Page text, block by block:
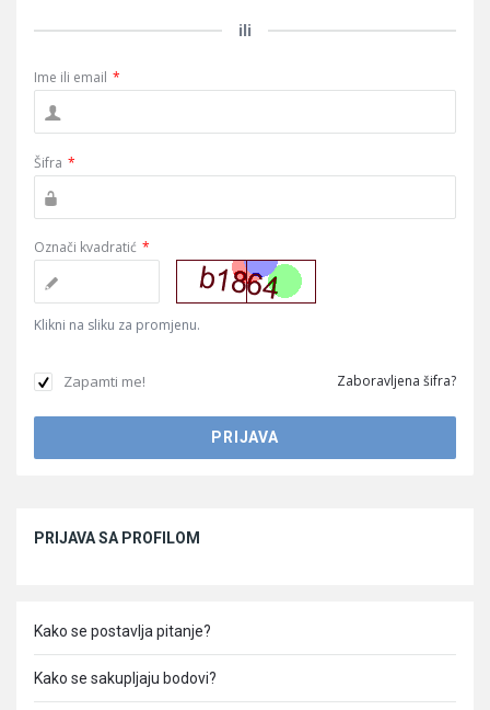
ili
Ime ili email *
Šifra *
Označi kvadratić *
Klikni na sliku za promjenu.
Zapamti me! Zaboravljena šifra?
PRIJAVA SA PROFILOM
Kako se postavlja pitanje?
Kako se sakupljaju bodovi?